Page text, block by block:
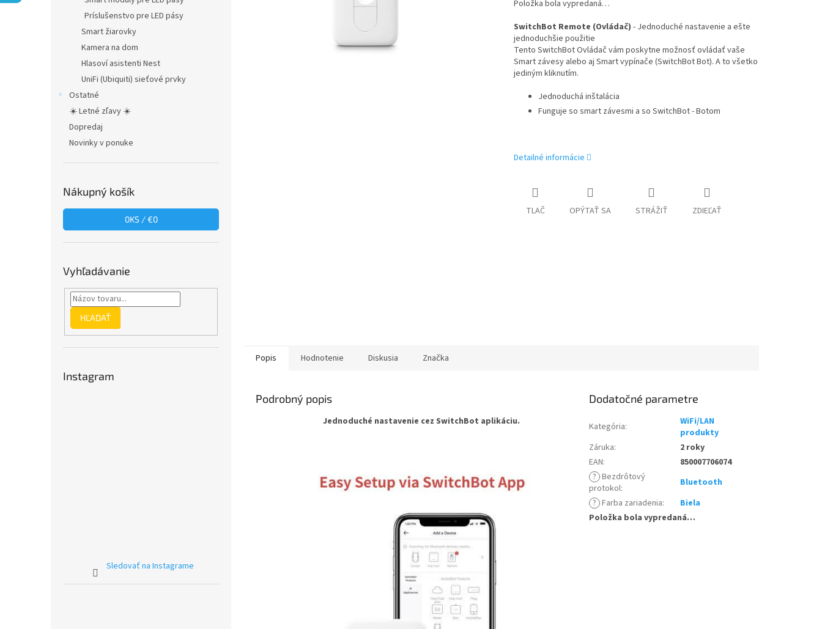
Príslušenstvo pre LED pásy
Smart žiarovky
Kamera na dom
Hlasoví asistenti Nest
UniFi (Ubiquiti) sieťové prvky
Ostatné
☀️ Letné zľavy ☀️
Dopredaj
Novinky v ponuke
Nákupný košík
0KS /€0
Vyhľadávanie
HĽADAŤ
Instagram
Sledovať na Instagrame
Položka bola vypredaná…
SwitchBot Remote (Ovládač) - Jednoduché nastavenie a ešte
jednoduchšie použitie
Tento SwitchBot Ovládač vám poskytne možnosť ovládať vaše
Smart závesy alebo aj Smart vypínače (SwitchBot Bot). A to všetko
jediným kliknutím.
Jednoduchá inštalácia
Funguje so smart závesmi a so SwitchBot - Botom
Detailné informácie
TLAČ OPÝTAŤ SA STRÁŽIŤ ZDIEĽAŤ
Popis Hodnotenie Diskusia Značka
Podrobný popis
Jednoduché nastavenie cez SwitchBot aplikáciu.
Dodatočné parametre
Kategória:
WiFi/LAN
produkty
Záruka:
2 roky
EAN:
850007706074
? Bezdrôtový
protokol:
Bluetooth
? Farba zariadenia:
Biela
Položka bola vypredaná…